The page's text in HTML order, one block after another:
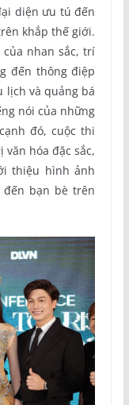
diện ưu tú đến
khắp thế giới.
nhan sắc, trí
đến thông điệp
lịch và quảng bá
nói của những
đó, cuộc thi
hóa đặc sắc,
thiệu hình ảnh
đến bạn bè trên